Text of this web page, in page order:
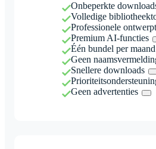
Onbeperkte
Volledige
Professionele
Premium AI-functies
Één bundel per maand
Geen
Snellere downloads
Geen advertenties